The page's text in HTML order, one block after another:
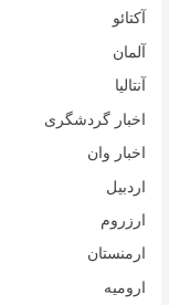
آکتائو
آلمان
آنتالیا
اخبار گردشگری
اخبار وان
اردبیل
ارزروم
ارمنستان
ارومیه